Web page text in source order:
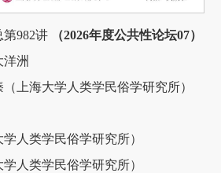
第982讲
（2026年度公共性论坛07）
洋洲
上海大学人类学民俗学研究所）
人类学民俗学研究所）
人类学民俗学研究所）